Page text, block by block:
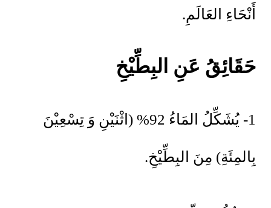
أَنْحَاءِ العَالَمِ.
حَقَائِقُ عَنِ البِطِّيْخِ
1- يُشَكِّلُ المَاءُ 92% (اثْنَيْنِ وَ تِسْعِيْنَ
بِالمِئَةِ) مِنَ البِطِّيْخِ.